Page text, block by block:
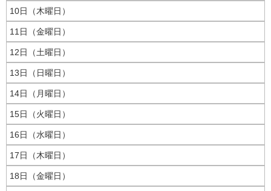
10日（木曜日）
11日（金曜日）
12日（土曜日）
13日（日曜日）
14日（月曜日）
15日（火曜日）
16日（水曜日）
17日（木曜日）
18日（金曜日）